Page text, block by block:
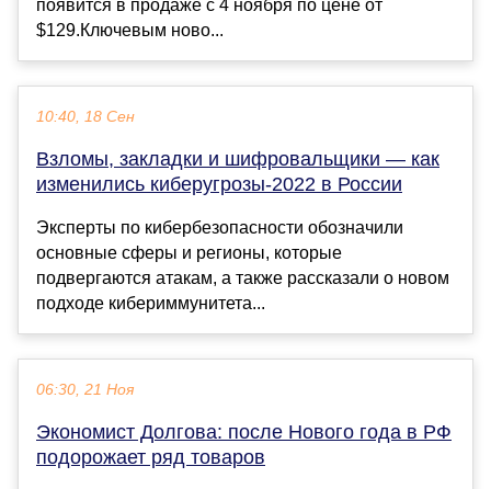
появится в продаже с 4 ноября по цене от
$129.Ключевым ново...
10:40, 18 Сен
Взломы, закладки и шифровальщики — как
изменились киберугрозы-2022 в России
Эксперты по кибербезопасности обозначили
основные сферы и регионы, которые
подвергаются атакам, а также рассказали о новом
подходе кибериммунитета...
06:30, 21 Ноя
Экономист Долгова: после Нового года в РФ
подорожает ряд товаров